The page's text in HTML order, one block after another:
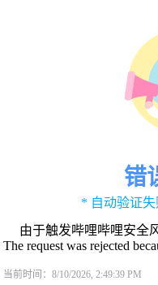
错
* 自动验证
由于触发哔哩哔哩安全
The request was rejected
当前时间：8/10/2026, 2:49:39 PM